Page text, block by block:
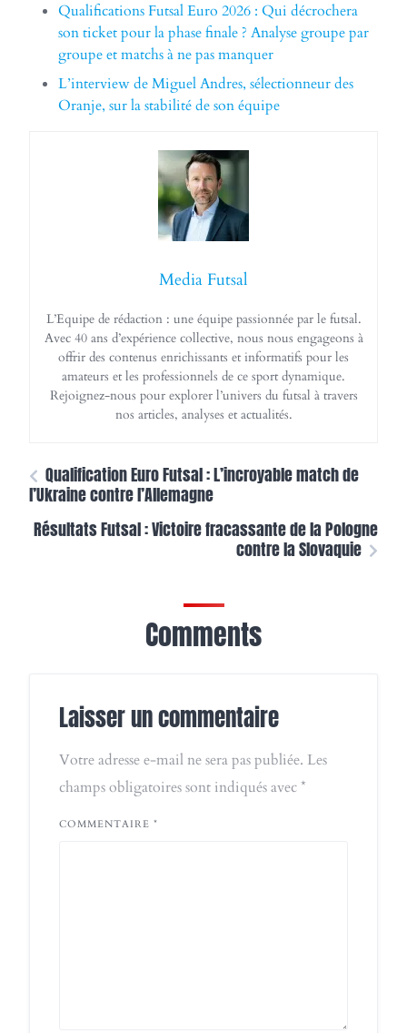
Qualifications Futsal Euro 2026 : Qui décrochera
son ticket pour la phase finale ? Analyse groupe par
groupe et matchs à ne pas manquer
L’interview de Miguel Andres, sélectionneur des
Oranje, sur la stabilité de son équipe
Media Futsal
L’Equipe de rédaction : une équipe passionnée par le futsal.
Avec 40 ans d’expérience collective, nous nous engageons à
offrir des contenus enrichissants et informatifs pour les
amateurs et les professionnels de ce sport dynamique.
Rejoignez-nous pour explorer l’univers du futsal à travers
nos articles, analyses et actualités.
Qualification Euro Futsal : L’incroyable match de
l’Ukraine contre l’Allemagne
Résultats Futsal : Victoire fracassante de la Pologne
contre la Slovaquie
Comments
Laisser un commentaire
Votre adresse e-mail ne sera pas publiée. Les
champs obligatoires sont indiqués avec*
COMMENTAIRE *